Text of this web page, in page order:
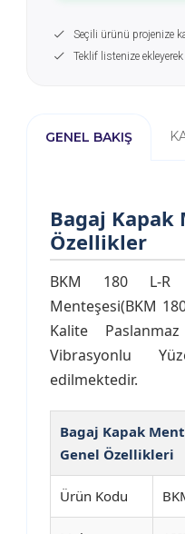
Seçili ürünü projenize
Teklif listenize
GENEL BAKIŞ
Bagaj Kapak
Özellikler
BKM 180 L-R
Menteşesi(BKM
Kalite
Vibrasyonlu
edilmektedir.
Bagaj Kapak
Genel Özellikleri
Ürün Kodu